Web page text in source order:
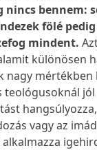
nincs bennem:
fölé
mindent.
különösen
nagy mértékben
teológusoknál
vagy az